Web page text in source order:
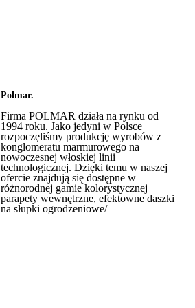
Polmar.
Firma POLMAR działa na rynku od
1994 roku. Jako jedyni w Polsce
rozpoczęliśmy produkcję wyrobów z
konglomeratu marmurowego na
nowoczesnej włoskiej linii
technologicznej. Dzięki temu w naszej
ofercie znajdują się dostępne w
różnorodnej gamie kolorystycznej
parapety wewnętrzne, efektowne daszki
na słupki ogrodzeniowe/